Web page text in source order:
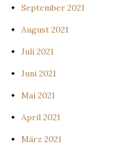
September 2021
August 2021
Juli 2021
Juni 2021
Mai 2021
April 2021
März 2021